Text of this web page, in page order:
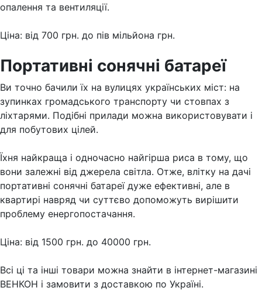
опалення та вентиляції.
Ціна: від 700 грн. до пів мільйона грн.
Портативні сонячні батареї
Ви точно бачили їх на вулицях українських міст: на
зупинках громадського транспорту чи стовпах з
ліхтарями. Подібні прилади можна використовувати і
для побутових цілей.
Їхня найкраща і одночасно найгірша риса в тому, що
вони залежні від джерела світла. Отже, влітку на дачі
портативні сонячні батареї дуже ефективні, але в
квартирі навряд чи суттєво допоможуть вирішити
проблему енергопостачання.
Ціна: від 1500 грн. до 40000 грн.
Всі ці та інші товари можна знайти в інтернет-магазині
ВЕНКОН і замовити з доставкою по Україні.